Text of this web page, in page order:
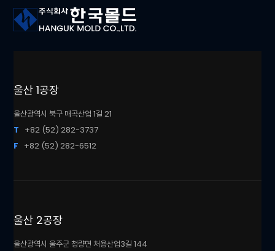
울산 1공장
울산광역시 북구 매곡산업 1길 21
T +82 (52) 282-3737
F +82 (52) 282-6512
울산 2공장
울산광역시 울주군 청량면 처용산업3길 144